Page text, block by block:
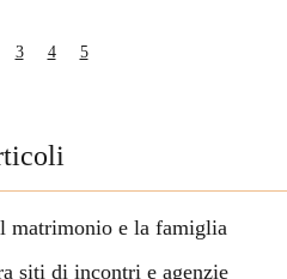
3 4 5
matrimonio e la famiglia
siti di incontri e agenzie